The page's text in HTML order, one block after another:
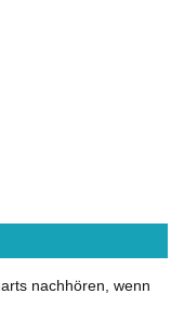
nachhören, wenn